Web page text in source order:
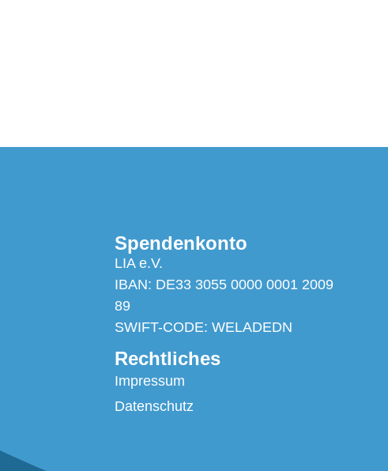
Spendenkonto
LIA e.V.
IBAN: DE33 3055 0000 0001 2009
89
SWIFT-CODE: WELADEDN
Rechtliches
Impressum
Datenschutz